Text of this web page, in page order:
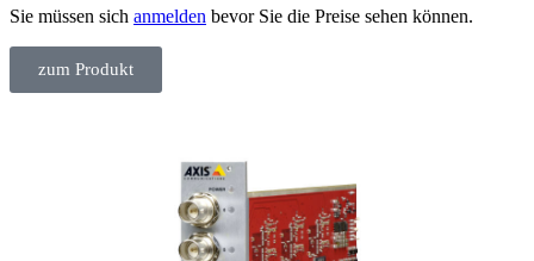
Sie müssen sich anmelden bevor Sie die Preise sehen können.
zum Produkt